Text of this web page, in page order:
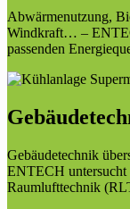
Abwärmenutzung,
Windkraft… –
passenden
Gebäudetechnik
ENTECH untersucht
Raumlufttechnik